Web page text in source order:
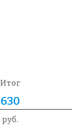
Итог
руб.